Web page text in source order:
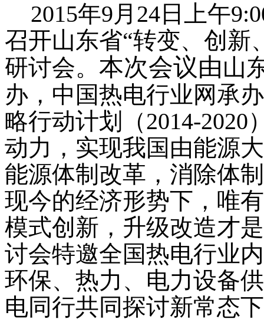
2015年9月 24 日上午
召开山东省“转变、创新
研讨会。 本次会议由山
办，中国热电行业网承
略行动计划（2014-
动力，实现我国由能源
能源体制改革，消除体
现今的经济形势下，唯
模式创新，升级改造才
讨会特邀全国热电行业
环保、热力、电力设备
电同行共同探讨新常态